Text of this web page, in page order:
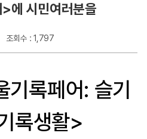
에 시민여러분을
조회수 : 1,797
록페어: 슬기
록생활>